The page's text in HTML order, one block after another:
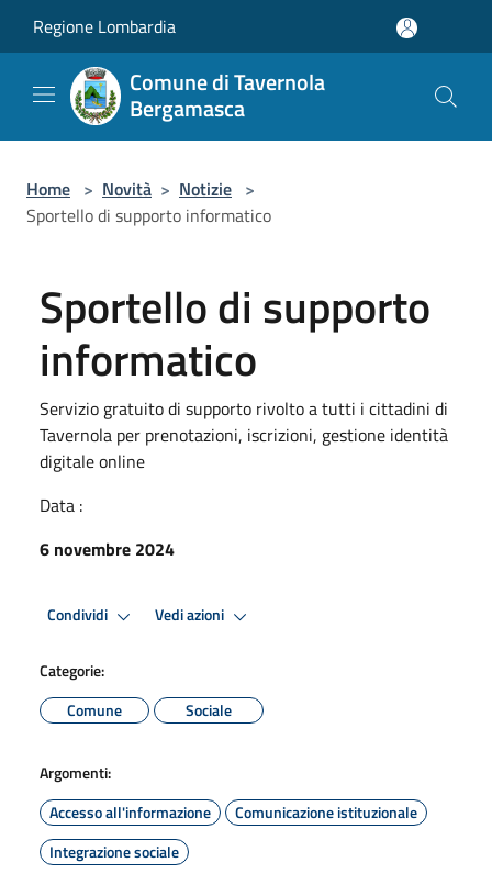
Regione Lombardia
Comune di Tavernola
Bergamasca
Home > Novità > Notizie >
Sportello di supporto informatico
Sportello di supporto
informatico
Servizio gratuito di supporto rivolto a tutti i cittadini di
Tavernola per prenotazioni, iscrizioni, gestione identità
digitale online
Data :
6 novembre 2024
Condividi Vedi azioni
Categorie:
Comune
Sociale
Argomenti:
Accesso all'informazione
Comunicazione istituzionale
Integrazione sociale